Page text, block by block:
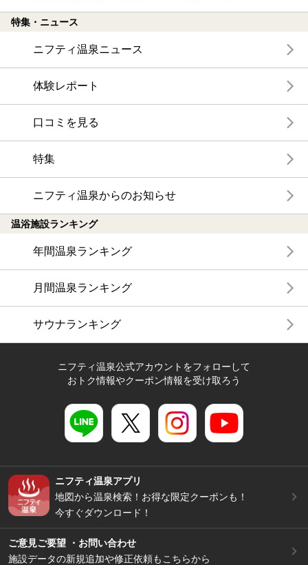
特集・ニュース
ニフティ温泉ニュース
体験レポート
口コミを見る
特集
ニフティ温泉からのお知らせ
温浴施設ランキング
年間温泉ランキング
月間温泉ランキング
サウナランキング
ニフティ温泉公式アカウントをフォローして
おトク情報やクーポン情報を受け取ろう
ニフティ温泉アプリ
地図から温泉検索！お得な限定クーポンも！
今すぐダウンロード！
ご意見ご要望 ・お問い合わせ
施設データの新規追加や修正依頼もこちらから